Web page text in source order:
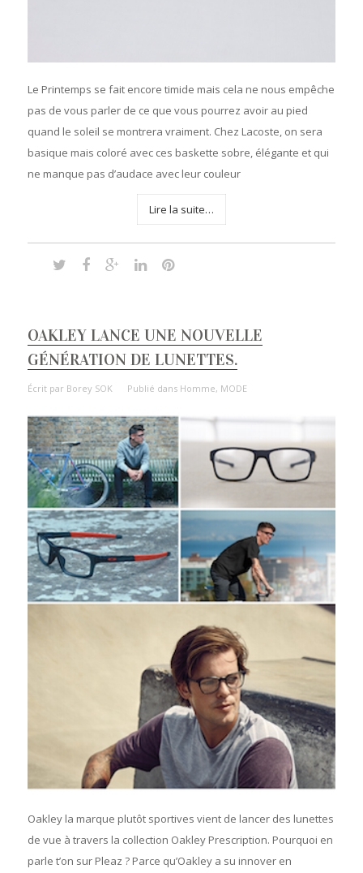
Le Printemps se fait encore timide mais cela ne nous empêche
pas de vous parler de ce que vous pourrez avoir au pied
quand le soleil se montrera vraiment. Chez Lacoste, on sera
basique mais coloré avec ces baskette sobre, élégante et qui
ne manque pas d’audace avec leur couleur
Lire la suite…
OAKLEY LANCE UNE NOUVELLE
GÉNÉRATION DE LUNETTES.
Écrit par Borey SOK Publié dans Homme, MODE
Oakley la marque plutôt sportives vient de lancer des lunettes
de vue à travers la collection Oakley Prescription. Pourquoi en
parle t’on sur Pleaz ? Parce qu’Oakley a su innover en